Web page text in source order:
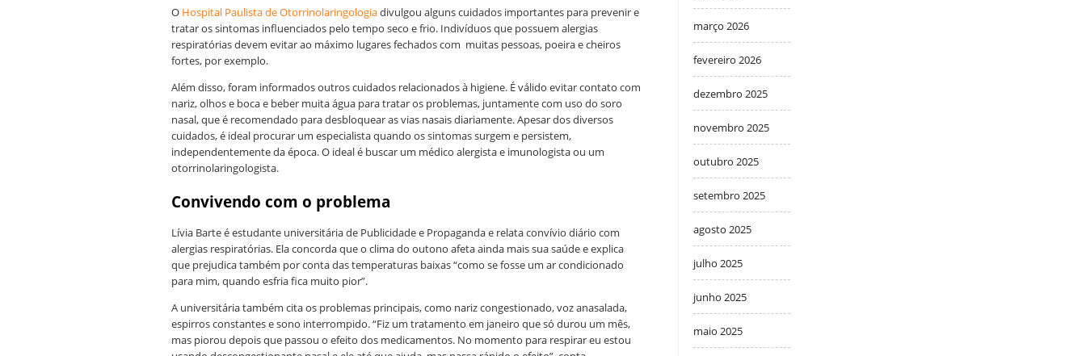
O Hospital Paulista de Otorrinolaringologiadivulgou alguns cuidados importantes para prevenir e
tratar os sintomas influenciados pelo tempo seco e frio. Indivíduos que possuem alergias
respiratórias devem evitar ao máximo lugares fechados com muitas pessoas, poeira e cheiros
fortes, por exemplo.
Além disso, foram informados outros cuidados relacionados à higiene. É válido evitar contato com
nariz, olhos e boca e beber muita água para tratar os problemas, juntamente com uso do soro
nasal, que é recomendado para desbloquear as vias nasais diariamente. Apesar dos diversos
cuidados, é ideal procurar um especialista quando os sintomas surgem e persistem,
independentemente da época. O ideal é buscar um médico alergista e imunologista ou um
otorrinolaringologista.
Convivendo com o problema
Lívia Barte é estudante universitária de Publicidade e Propaganda e relata convívio diário com
alergias respiratórias. Ela concorda que o clima do outono afeta ainda mais sua saúde e explica
que prejudica também por conta das temperaturas baixas “como se fosse um ar condicionado
para mim, quando esfria fica muito pior”.
A universitária também cita os problemas principais, como nariz congestionado, voz anasalada,
espirros constantes e sono interrompido. “Fiz um tratamento em janeiro que só durou um mês,
mas piorou depois que passou o efeito dos medicamentos. No momento para respirar eu estou
março 2026
fevereiro 2026
dezembro 2025
novembro 2025
outubro 2025
setembro 2025
agosto 2025
julho 2025
junho 2025
maio 2025